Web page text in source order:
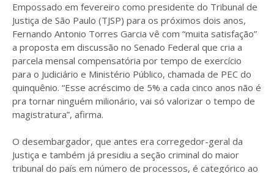
Empossado em fevereiro como presidente do Tribunal de
Justiça de São Paulo (TJSP) para os próximos dois anos,
Fernando Antonio Torres Garcia vê com “muita satisfação”
a proposta em discussão no Senado Federal que cria a
parcela mensal compensatória por tempo de exercício
para o Judiciário e Ministério Público, chamada de PEC do
quinquênio. “Esse acréscimo de 5% a cada cinco anos não é
pra tornar ninguém milionário, vai só valorizar o tempo de
magistratura”, afirma.
O desembargador, que antes era corregedor-geral da
Justiça e também já presidiu a seção criminal do maior
tribunal do país em número de processos, é categórico ao